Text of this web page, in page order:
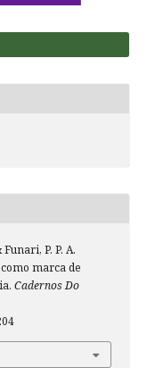
P. P. A.
marca de
Cadernos Do